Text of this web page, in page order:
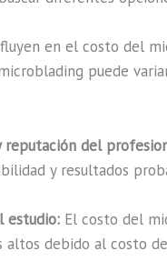
en el costo del
puede
reputación del
y resultados
estudio: El costo del
altos debido al costo